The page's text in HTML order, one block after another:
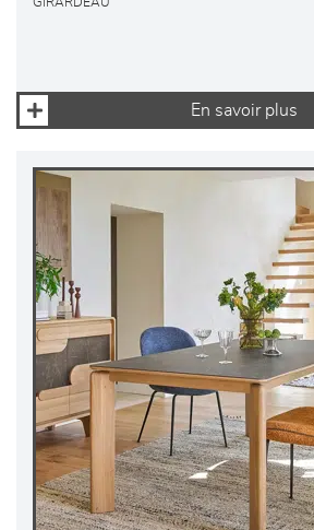
GIRARDEAU
En savoir plus